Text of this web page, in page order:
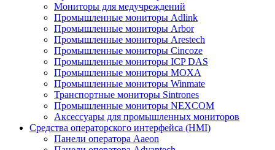
Мониторы для медучреждений
Промышленные мониторы Adlink
Промышленные мониторы Arbor
Промышленные мониторы Arestech
Промышленные мониторы Cincoze
Промышленные мониторы ICP DAS
Промышленные мониторы MOXA
Промышленные мониторы Winmate
Транспортные мониторы Sintrones
Промышленные мониторы NEXCOM
Аксессуары для промышленных мониторов
Средства операторского интерфейса (HMI)
Панели оператора Aaeon